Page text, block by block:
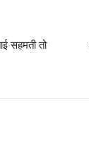
सहमती तो